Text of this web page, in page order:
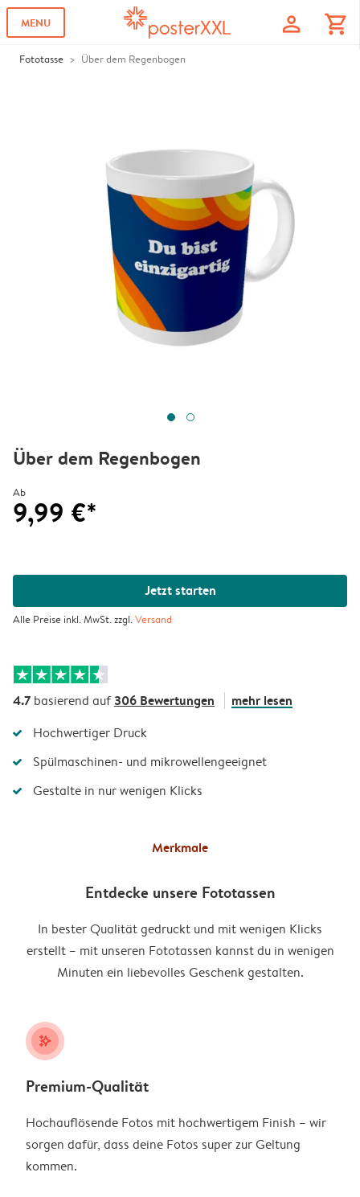
MENU profile shopping_cart
Fototasse Über dem Regenbogen
Über dem Regenbogen
Ab
9,99 €*
Jetzt starten
Alle Preise inkl. MwSt. zzgl.Versand
4.7 basierend auf306 Bewertungen mehr lesen
Hochwertiger Druck
Spülmaschinen- und mikrowellengeeignet
Gestalte in nur wenigen Klicks
Merkmale
Entdecke unsere Fototassen
In bester Qualität gedruckt und mit wenigen Klicks
erstellt – mit unseren Fototassen kannst du in wenigen
Minuten ein liebevolles Geschenk gestalten.
stars_plus
Premium-Qualität
Hochauflösende Fotos mit hochwertigem Finish – wir
sorgen dafür, dass deine Fotos super zur Geltung
kommen.